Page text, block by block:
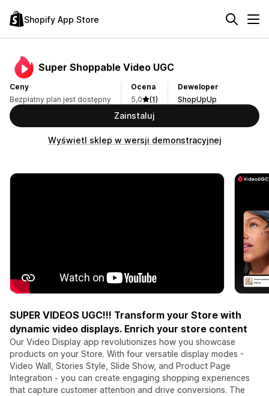
Shopify App Store
Super Shoppable Video UGC
Ceny
Bezpłatny plan jest dostępny
Ocena
5,0
(1)
Deweloper
ShopUpUp
Zainstaluj
Wyświetl sklep w wersji demonstracyjnej
SUPER VIDEOS UGC!!! Transform your Store with
dynamic video displays. Enrich your store content
Our Video Display app revolutionizes how you showcase
products on your Store. With four versatile display modes -
Video Wall, Stories Style, Slide Show, and Product Page
Integration - you can create engaging shopping experiences
that capture customer attention and drive conversions. The